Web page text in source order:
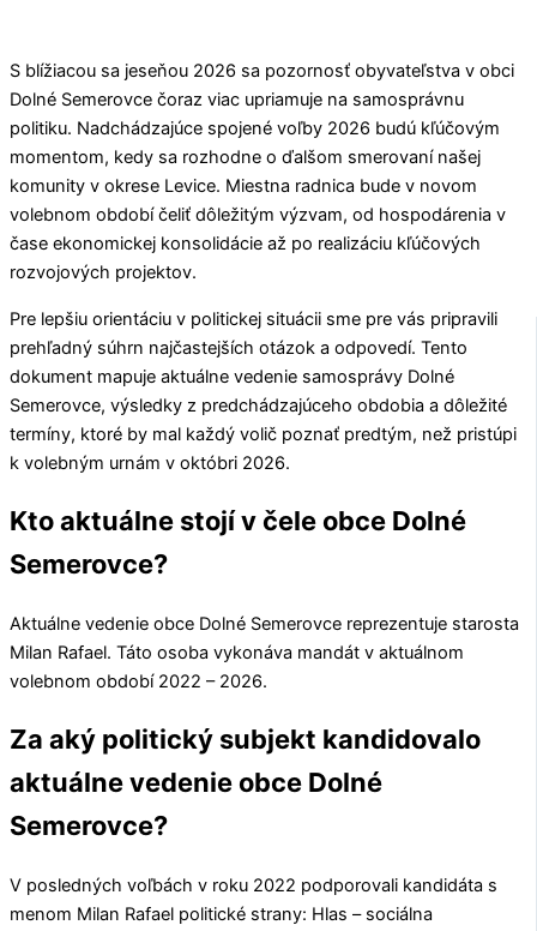
S blížiacou sa jeseňou 2026 sa pozornosť obyvateľstva v obci
Dolné Semerovce čoraz viac upriamuje na samosprávnu
politiku. Nadchádzajúce spojené voľby 2026 budú kľúčovým
momentom, kedy sa rozhodne o ďalšom smerovaní našej
komunity v okrese Levice. Miestna radnica bude v novom
volebnom období čeliť dôležitým výzvam, od hospodárenia v
čase ekonomickej konsolidácie až po realizáciu kľúčových
rozvojových projektov.
Pre lepšiu orientáciu v politickej situácii sme pre vás pripravili
prehľadný súhrn najčastejších otázok a odpovedí. Tento
dokument mapuje aktuálne vedenie samosprávy Dolné
Semerovce, výsledky z predchádzajúceho obdobia a dôležité
termíny, ktoré by mal každý volič poznať predtým, než pristúpi
k volebným urnám v októbri 2026.
Kto aktuálne stojí v čele obce Dolné
Semerovce?
Aktuálne vedenie obce Dolné Semerovce reprezentuje starosta
Milan Rafael. Táto osoba vykonáva mandát v aktuálnom
volebnom období 2022 – 2026.
Za aký politický subjekt kandidovalo
aktuálne vedenie obce Dolné
Semerovce?
V posledných voľbách v roku 2022 podporovali kandidáta s
menom Milan Rafael politické strany: Hlas – sociálna